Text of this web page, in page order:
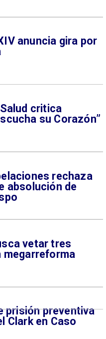
anuncia gira por
critica
su Corazón”
rechaza
absolución de
vetar tres
prisión preventiva
Clark en Caso